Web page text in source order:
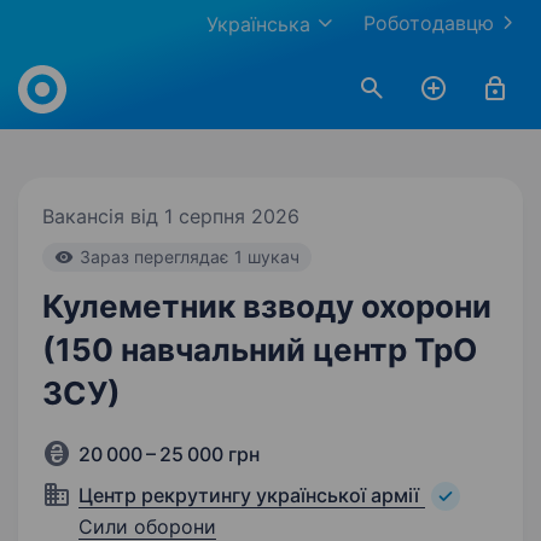
Роботодавцю
Українська
Work.ua
Вакансія від 1 серпня 2026
Зараз переглядає 1 шукач
Кулеметник взводу охорони
(150 навчальний центр ТрО
ЗСУ)
20 000 – 25 000 грн
Центр рекрутингу української армії
Сили оборони